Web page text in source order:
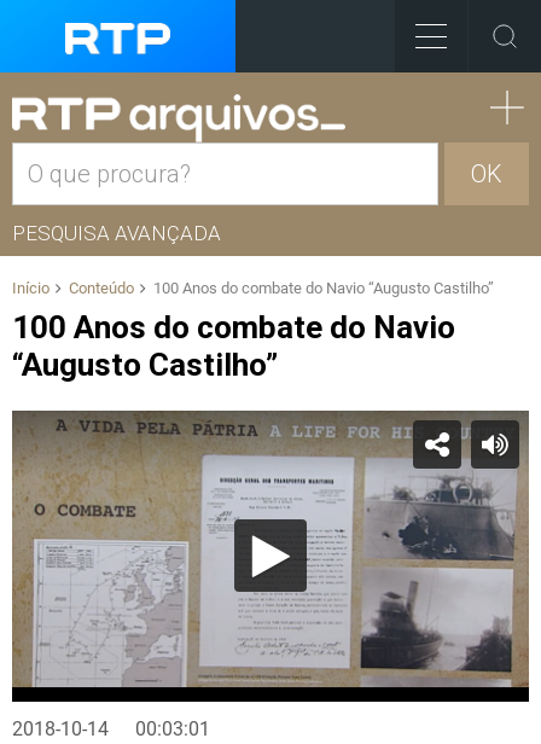
OK
PESQUISA AVANÇADA
Início Conteúdo 100 Anos do combate do Navio “Augusto Castilho”
100 Anos do combate do Navio
“Augusto Castilho”
2018-10-14 00:03:01